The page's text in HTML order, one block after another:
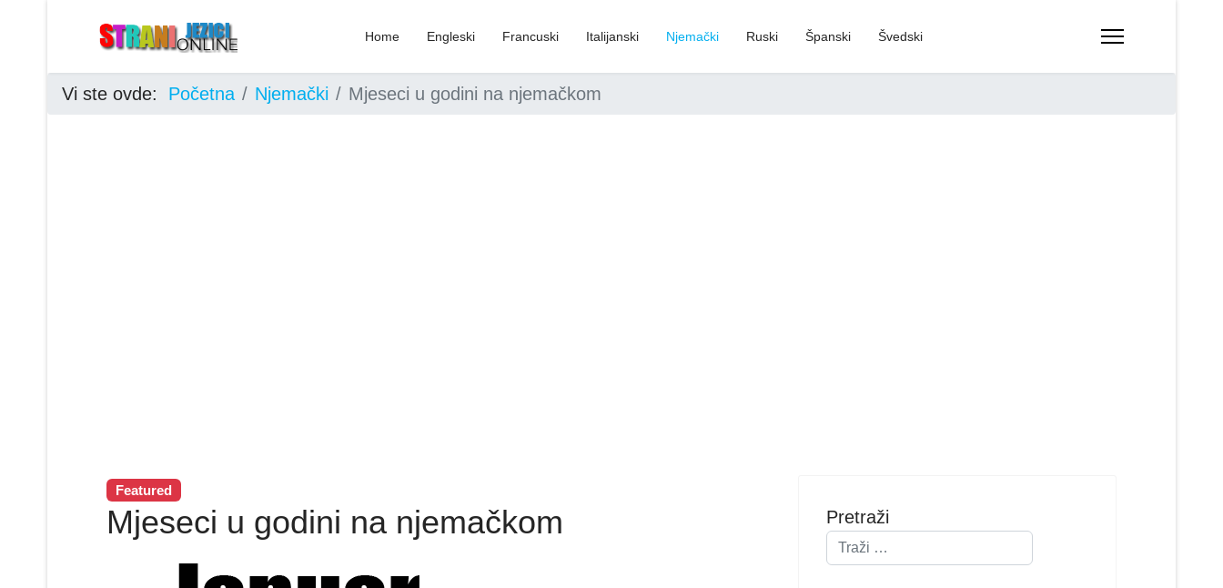
Home Engleski Francuski Italijanski Njemački Ruski Španski Švedski
Vi ste ovde: Početna Njemački Mjeseci u godini na njemačkom
Featured
Mjeseci u godini na njemačkom Pretraži